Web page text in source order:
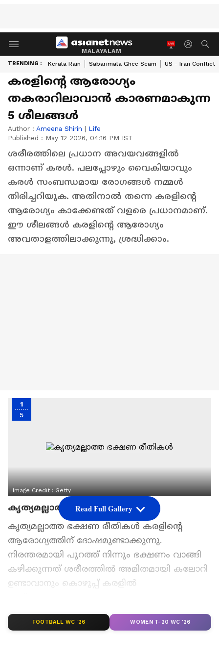
MALAYALAM
TRENDING : Kerala Rain Sabarimala Ghee Scam US - Iran Conflict
കരളിന്റെ ആരോഗ്യം
തകരാറിലാവാൻ കാരണമാകുന്ന
5 ശീലങ്ങൾ
Author : Ameena Shirin | Life
Published : May 12 2026, 04:16 PM IST
ശരീരത്തിലെ പ്രധാന അവയവങ്ങളിൽ
ഒന്നാണ് കരൾ. പലപ്പോഴും വൈകിയാവും
കരൾ സംബന്ധമായ രോഗങ്ങൾ നമ്മൾ
തിരിച്ചറിയുക. അതിനാൽ തന്നെ കരളിന്റെ
ആരോഗ്യം കാക്കേണ്ടത് വളരെ പ്രധാനമാണ്.
ഈ ശീലങ്ങൾ കരളിന്റെ ആരോഗ്യം
അവതാളത്തിലാക്കുന്നു, ശ്രദ്ധിക്കാം.
1
5
Image Credit :Getty
കൃത്യമല്ലാത്ത ഭക്ഷണ രീതികൾ
കൃത്യമല്ലാത്ത ഭക്ഷണ രീതികൾ കരളിന്റെ
ആരോഗ്യത്തിന് ദോഷമുണ്ടാക്കുന്നു.
നിരന്തരമായി പുറത്ത് നിന്നും ഭക്ഷണം വാങ്ങി
കഴിക്കുന്നത് ശരീരത്തിൽ അമിതമായി കലോറി
ഉണ്ടാവാനും കൊഴുപ്പ് കരളിൽ
ഏഷ്യാനെറ്റ് ന്യൂസ് പ്രധാന വാർത്താ സ്രോതസായി
Read Full Gallery
FOOTBALL WC '26 WOMEN T-20 WC '26